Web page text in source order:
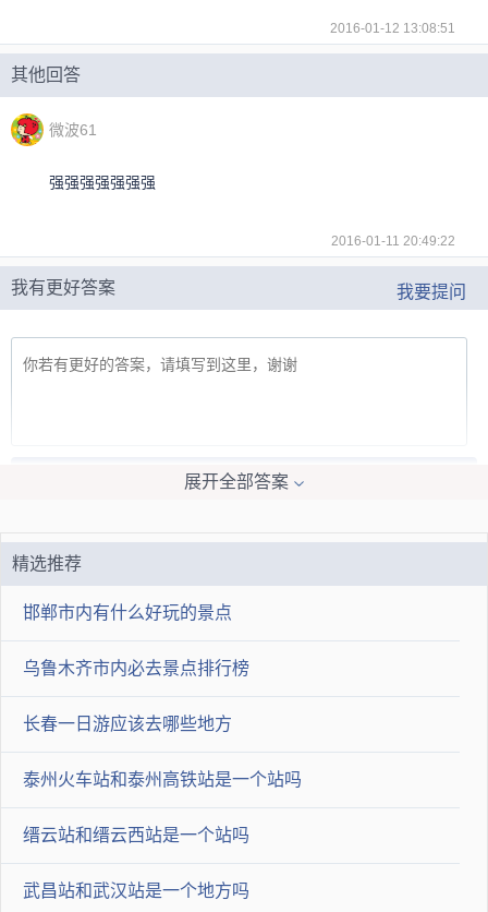
2016-01-12 13:08:51
其他回答
微波61
强强强强强强强
2016-01-11 20:49:22
我有更好答案 我要提问
提交答案
展开全部答案
精选推荐
邯郸市内有什么好玩的景点
乌鲁木齐市内必去景点排行榜
长春一日游应该去哪些地方
泰州火车站和泰州高铁站是一个站吗
缙云站和缙云西站是一个站吗
武昌站和武汉站是一个地方吗